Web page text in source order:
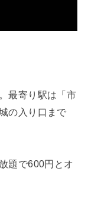
最寄り駅は「市
の入り口まで
題で600円とオ